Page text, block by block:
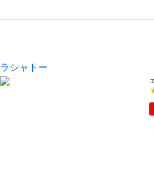
ラシャトー